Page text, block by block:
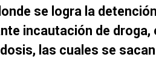
se logra la
incautación de
las cuales se